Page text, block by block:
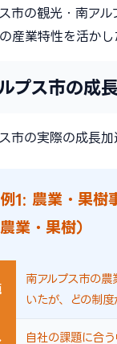
市の観光・南ア
産業特性を活か
プス市の成
市の実際の成長加
1: 農業・果樹
農業・果樹）
南アルプス市の
いたが、どの制
自社の課題に合